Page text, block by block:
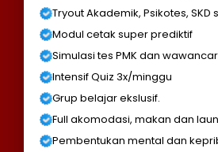
Tryout Akademik, Psikotes, SKD
Modul cetak super prediktif
Simulasi tes PMK dan
Intensif Quiz 3x/minggu
Grup belajar ekslusif.
Full akomodasi, makan dan
Pembentukan mental dan